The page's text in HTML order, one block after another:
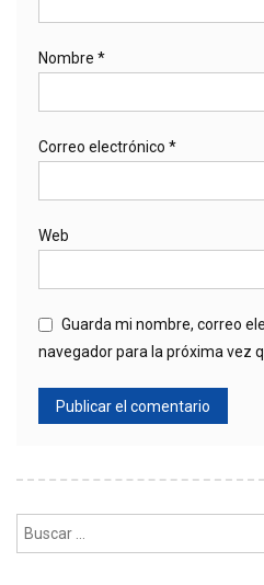
Nombre *
Correo electrónico *
Web
Guarda mi nombre, correo
navegador para la próxima vez